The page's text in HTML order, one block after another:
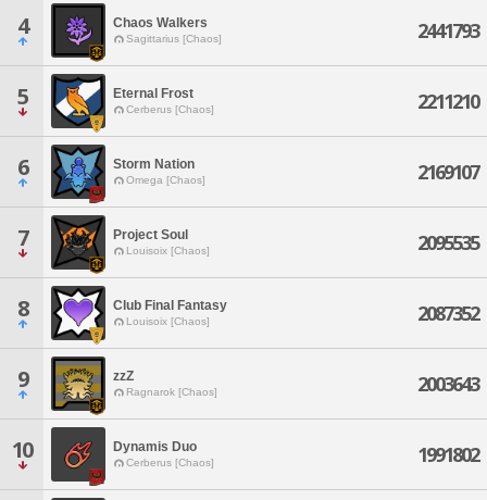
4 Chaos Walkers
Sagittarius [Chaos] 2441793
5 Eternal Frost
Cerberus [Chaos] 2211210
6 Storm Nation
Omega [Chaos] 2169107
7 Project Soul
Louisoix [Chaos] 2095535
8 Club Final Fantasy
Louisoix [Chaos] 2087352
9 zzZ
Ragnarok [Chaos] 2003643
10 Dynamis Duo
Cerberus [Chaos] 1991802